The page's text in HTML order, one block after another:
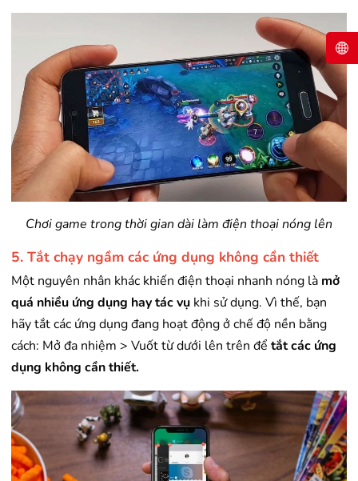
Chơi game trong thời gian dài làm điện thoại nóng lên
5. Tắt chạy ngầm các ứng dụng không cần thiết
Một nguyên nhân khác khiến điện thoại nhanh nóng là mở
quá nhiều ứng dụng hay tác vụ khi sử dụng. Vì thế, bạn
hãy tắt các ứng dụng đang hoạt động ở chế độ nền bằng
cách: Mở đa nhiệm > Vuốt từ dưới lên trên để tắt các ứng
dụng không cần thiết.